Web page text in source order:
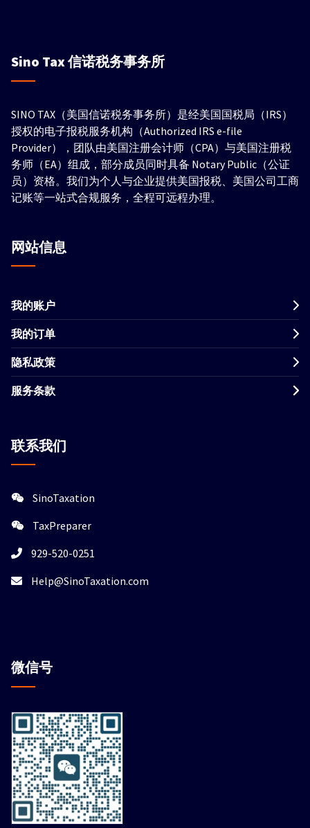
Sino Tax信诺税务事务所
SINO TAX（美国信诺税务事务所）是经美国国税局（IRS）
授权的电子报税服务机构（Authorized IRS e-file
Provider），团队由美国注册会计师（CPA）与美国注册税
务师（EA）组成，部分成员同时具备 Notary Public（公证
员）资格。我们为个人与企业提供美国报税、美国公司工商
记账等一站式合规服务，全程可远程办理。
网站信息
我的账户
我的订单
隐私政策
服务条款
联系我们
SinoTaxation
TaxPreparer
929-520-0251
Help@SinoTaxation.com
微信号